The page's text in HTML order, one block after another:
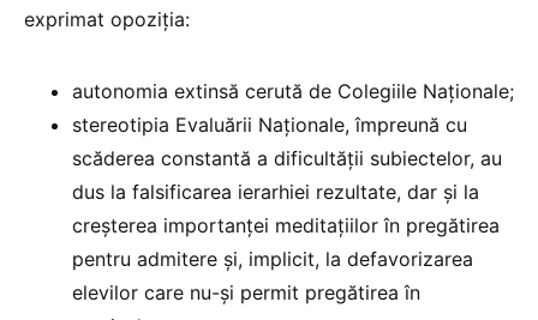
exprimat opoziția:
autonomia extinsă cerută de Colegiile Naționale;
stereotipia Evaluării Naționale, împreună cu
scăderea constantă a dificultății subiectelor, au
dus la falsificarea ierarhiei rezultate, dar și la
creșterea importanței meditațiilor în pregătirea
pentru admitere și, implicit, la defavorizarea
elevilor care nu-și permit pregătirea în